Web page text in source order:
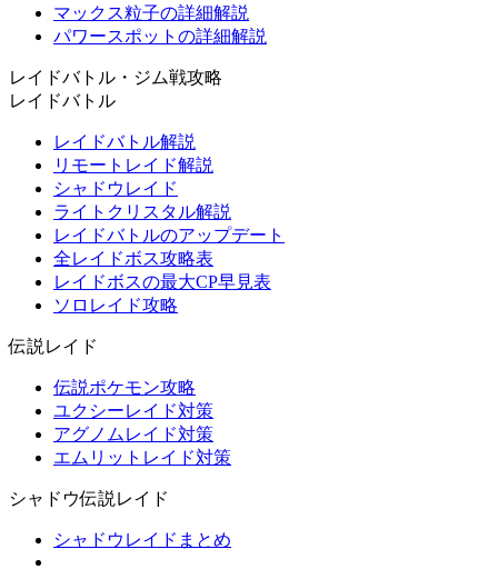
マックス粒子の詳細解説
パワースポットの詳細解説
レイドバトル・ジム戦攻略
レイドバトル
レイドバトル解説
リモートレイド解説
シャドウレイド
ライトクリスタル解説
レイドバトルのアップデート
全レイドボス攻略表
レイドボスの最大CP早見表
ソロレイド攻略
伝説レイド
伝説ポケモン攻略
ユクシーレイド対策
アグノムレイド対策
エムリットレイド対策
シャドウ伝説レイド
シャドウレイドまとめ